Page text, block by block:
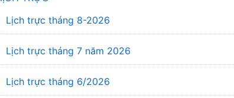
Lịch trực tháng 8-2026
Lịch trực tháng 7 năm 2026
Lịch trực tháng 6/2026